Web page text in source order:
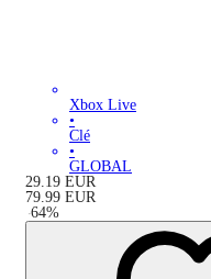
Xbox Live
•
Clé
•
GLOBAL
29.19 EUR
79.99 EUR
-64%